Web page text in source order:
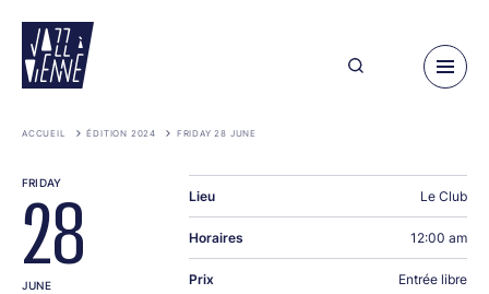
main
content
ACCUEIL ÉDITION 2024 FRIDAY 28 JUNE
FRIDAY
28
JUNE
Lieu Le Club
Horaires 12:00 am
Prix Entrée libre